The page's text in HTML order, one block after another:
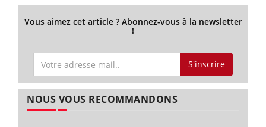
Vous aimez cet article ? Abonnez-vous à la newsletter
!
S'inscrire
NOUS VOUS RECOMMANDONS